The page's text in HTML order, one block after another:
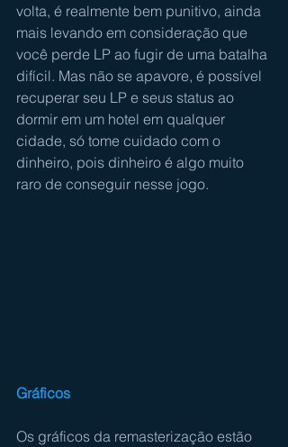
volta, é realmente bem punitivo, ainda
mais levando em consideração que
você perde LP ao fugir de uma batalha
difícil. Mas não se apavore, é possível
recuperar seu LP e seus status ao
dormir em um hotel em qualquer
cidade, só tome cuidado com o
dinheiro, pois dinheiro é algo muito
raro de conseguir nesse jogo.
Gráficos
Os gráficos da remasterização estão